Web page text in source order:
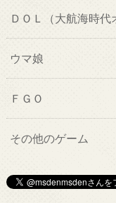
ＤＯＬ（大航海時代
ウマ娘
ＦＧＯ
その他のゲーム